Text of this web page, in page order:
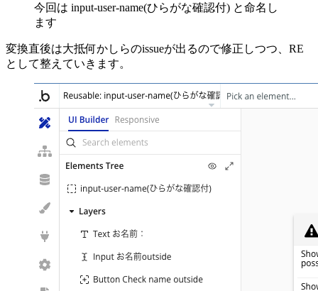
今回は input-user-name(ひらがな確認付) と命名し
ます
変換直後は大抵何かしらのissueが出るので修正しつつ、RE
として整えていきます。